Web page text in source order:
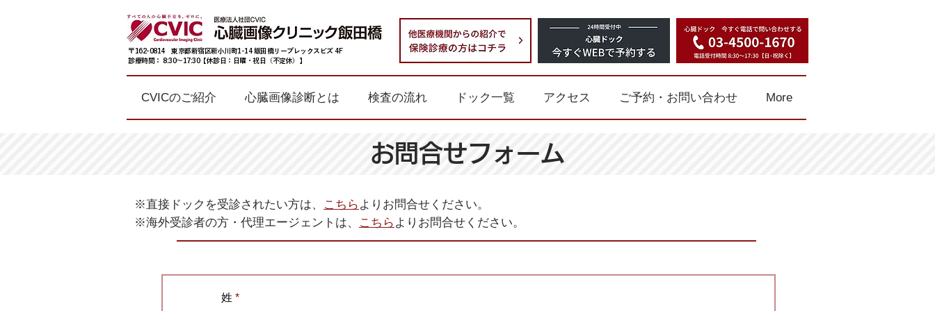
〒162-0814 東京都新宿区新小川町1-14 飯田橋リープレックスビズ 4F
診療時間： 8:30〜17:30【休診日：日曜・祝日（不定休）】
CVICのご紹介 心臓画像診断とは 検査の流れ ドック一覧 アクセス ご予約・お問い合わせ More
お問合せフォーム
※直接ドックを受診されたい方は、 こちら よりお問合せください。
※海外受診者の方・代理エージェントは、
こちら よりお問合せください。
姓